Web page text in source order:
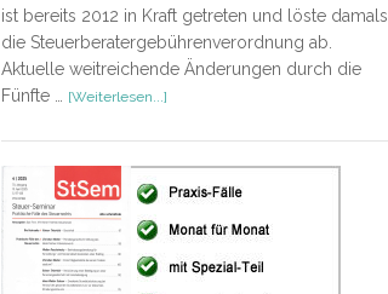
ist bereits 2012 in Kraft getreten und löste damals
die Steuerberatergebührenverordnung ab.
Aktuelle weitreichende Änderungen durch die
Fünfte …
[Weiterlesen...]ÜberRezension
StBVV